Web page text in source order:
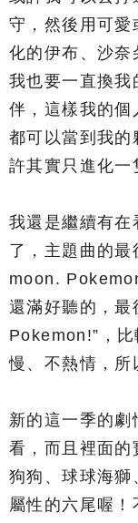
守，然後用可愛
化的伊布、沙奈
我也要一直換我
伴，這樣我的個
都可以當到我的
許其實只進化一
我還是繼續有在
了，主題曲的
moon.
還滿好聽的，
Pokemon!”，
慢、不熱情，所
新的這一季的
看，而且裡面的
狗狗、球球海獅
屬性的六尾喔！